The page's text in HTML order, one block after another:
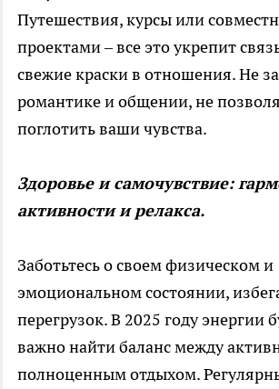
Путешествия, курсы или
проектами – все это укрепит
свежие краски в отношения. Не
романтике и общении, не
поглотить ваши чувства.
Здоровье и самочувствие:
активности и релакса.
Заботьтесь о своем физическом и
эмоциональном состоянии,
перегрузок. В 2025 году энергии
важно найти баланс между
полноценным отдыхом.